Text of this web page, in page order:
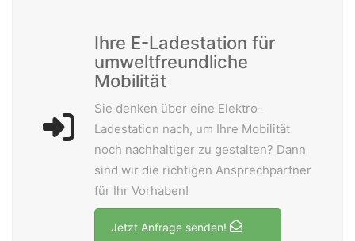
Ihre E-Ladestation für
umweltfreundliche
Mobilität
Sie denken über eine Elektro-
Ladestation nach, um Ihre Mobilität
noch nachhaltiger zu gestalten? Dann
sind wir die richtigen Ansprechpartner
für Ihr Vorhaben!
Jetzt Anfrage senden!
Newsletter
Datenschutzerklärung – WeiserLeben